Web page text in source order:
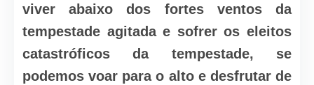
viver abaixo dos fortes ventos da
tempestade agitada e sofrer os eleitos
catastróficos da tempestade, se
podemos voar para o alto e desfrutar de